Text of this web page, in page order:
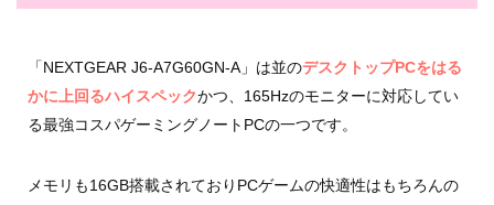
「NEXTGEAR J6-A7G60GN-A」は並のデスクトップPCをはる
かに上回るハイスペックかつ、165Hzのモニターに対応してい
る最強コスパゲーミングノートPCの一つです。
メモリも16GB搭載されておりPCゲームの快適性はもちろんの